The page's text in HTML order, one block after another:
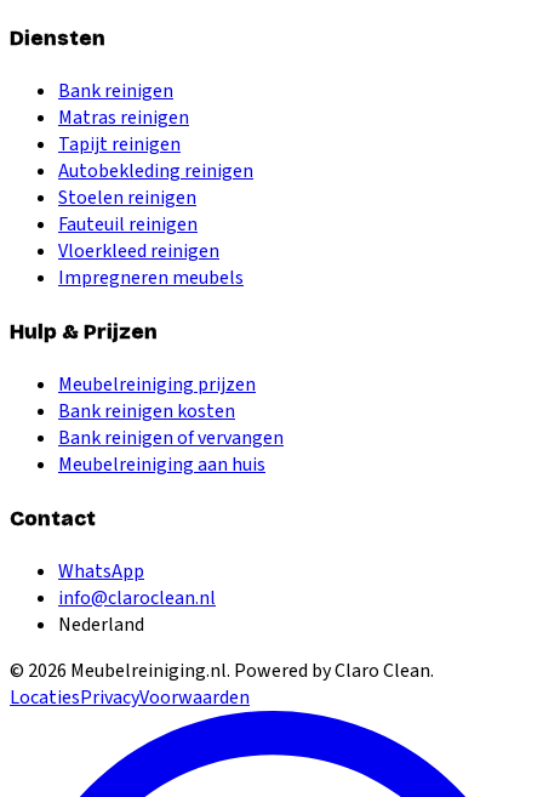
Diensten
Bank reinigen
Matras reinigen
Tapijt reinigen
Autobekleding reinigen
Stoelen reinigen
Fauteuil reinigen
Vloerkleed reinigen
Impregneren meubels
Hulp & Prijzen
Meubelreiniging prijzen
Bank reinigen kosten
Bank reinigen of vervangen
Meubelreiniging aan huis
Contact
WhatsApp
info@claroclean.nl
Nederland
© 2026 Meubelreiniging.nl. Powered by Claro Clean.
LocatiesPrivacyVoorwaarden